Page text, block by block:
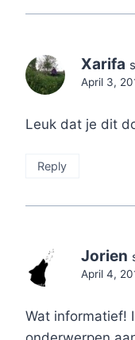
Xarifa
April 3,
Leuk dat je dit
Reply
Jorien
April 4,
Wat informatief!